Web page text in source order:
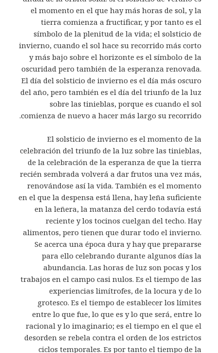
el momento en el que hay más horas de sol, y la
tierra comienza a fructificar, y por tanto es el
símbolo de la plenitud de la vida; el solsticio de
invierno, cuando el sol hace su recorrido más corto
y más bajo sobre el horizonte es el símbolo de la
oscuridad pero también de la esperanza renovada.
El día del solsticio de invierno es el día más oscuro
del año, pero también es el día del triunfo de la luz
sobre las tinieblas, porque es cuando el sol
comienza de nuevo a hacer más largo su recorrido.
El solsticio de invierno es el momento de la
celebración del triunfo de la luz sobre las tinieblas,
de la celebración de la esperanza de que la tierra
recién sembrada volverá a dar frutos una vez más,
renovándose así la vida. También es el momento
en el que la despensa está llena, hay leña suficiente
en la leñera, la matanza del cerdo todavía está
reciente y los tocinos cuelgan del techo. Hay
alimentos, pero tienen que durar todo el invierno.
Se acerca una época dura y hay que prepararse
para ello celebrando durante algunos días la
abundancia. Las horas de luz son pocas y los
trabajos en el campo casi nulos. Es el tiempo de las
experiencias limítrofes, de la locura y de lo
grotesco. Es el tiempo de establecer los límites
entre lo que fue, lo que es y lo que será, entre lo
racional y lo imaginario; es el tiempo en el que el
desorden se rebela contra el orden de los estrictos
ciclos temporales. Es por tanto el tiempo de la